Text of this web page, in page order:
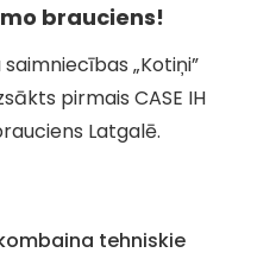
brauciens!
„Kotiņi”
pirmais CASE IH
Latgalē.
tehniskie